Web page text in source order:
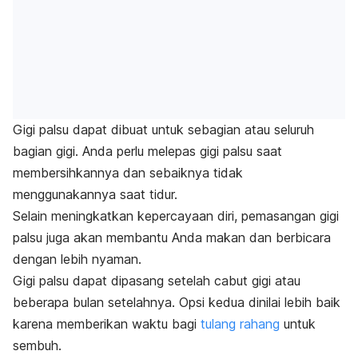
Gigi palsu dapat dibuat untuk sebagian atau seluruh
bagian gigi. Anda perlu melepas gigi palsu saat
membersihkannya dan sebaiknya tidak
menggunakannya saat tidur.
Selain meningkatkan kepercayaan diri, pemasangan gigi
palsu juga akan membantu Anda makan dan berbicara
dengan lebih nyaman.
Gigi palsu dapat dipasang setelah cabut gigi atau
beberapa bulan setelahnya. Opsi kedua dinilai lebih baik
karena memberikan waktu bagi tulang rahang untuk
sembuh.